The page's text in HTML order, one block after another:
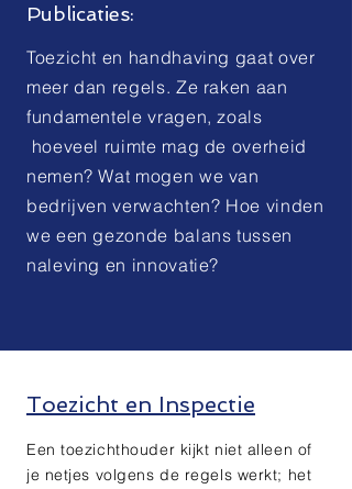
Publicaties:
Toezicht en handhaving gaat over
meer dan regels. Ze raken aan
fundamentele vragen, zoals
hoeveel ruimte mag de overheid
nemen? Wat mogen we van
bedrijven verwachten? Hoe vinden
we een gezonde balans tussen
naleving en innovatie?
Toezicht en Inspectie
Een toezichthouder kijkt niet alleen of
je netjes volgens de regels werkt; het